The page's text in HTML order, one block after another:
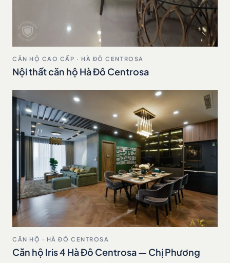
CĂN HỘ CAO CẤP · HÀ ĐÔ CENTROSA
Nội thất căn hộ Hà Đô Centrosa
CĂN HỘ · HÀ ĐÔ CENTROSA
Căn hộ Iris 4 Hà Đô Centrosa — Chị Phương